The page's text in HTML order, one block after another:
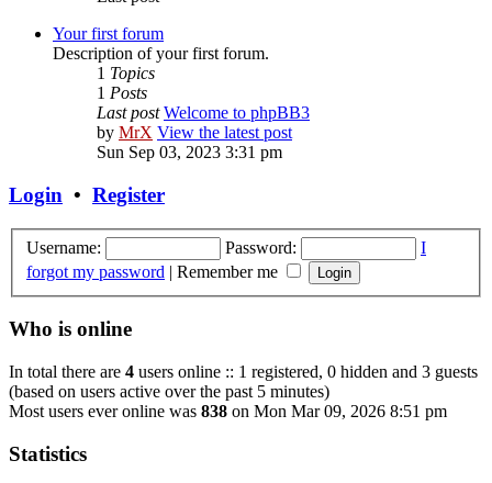
Your first forum
Description of your first forum.
1 Topics
1 Posts
Last post Welcome to phpBB3
by MrX View the latest post
Sun Sep 03, 2023 3:31 pm
Login • Register
Username: Password:
I
forgot my password | Remember me
Who is online
In total there are 4 users online :: 1 registered, 0 hidden and 3 guests
(based on users active over the past 5 minutes)
Most users ever online was 838 on Mon Mar 09, 2026 8:51 pm
Statistics